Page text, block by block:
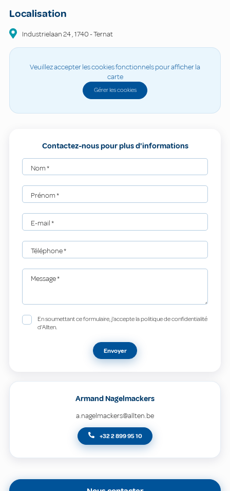
Localisation
Industrielaan24,1740-Ternat
Veuillez accepter les cookies fonctionnels pour afficher la
carte
Gérer les cookies
Contactez-nous pour plus d'informations
Nom*
Prénom*
E-mail*
Téléphone*
Message*
En soumettant ce formulaire, j'accepte la politique de confidentialité
d'Allten.
Envoyer
Armand Nagelmackers
a.nagelmackers@allten.be
+32 2 899 95 10